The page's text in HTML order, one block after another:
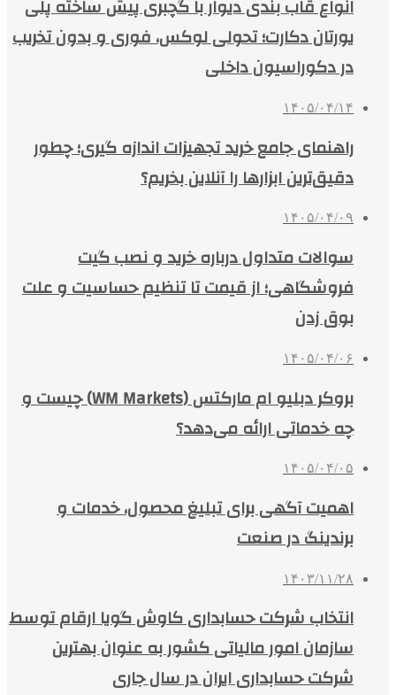
انواع قاب بندی دیوار با گچبری پیش ساخته پلی
یورتان دکارت؛ تحولی لوکس، فوری و بدون تخریب
در دکوراسیون داخلی
۱۴۰۵/۰۴/۱۴
راهنمای جامع خرید تجهیزات اندازه گیری؛ چطور
دقیق‌ترین ابزارها را آنلاین بخریم؟
۱۴۰۵/۰۴/۰۹
سوالات متداول درباره خرید و نصب گیت
فروشگاهی؛ از قیمت تا تنظیم حساسیت و علت
بوق زدن
۱۴۰۵/۰۴/۰۶
بروکر دبلیو ام مارکتس (WM Markets) چیست و
چه خدماتی ارائه می‌دهد؟
۱۴۰۵/۰۴/۰۵
اهمیت آگهی برای تبلیغ محصول، خدمات و
برندینگ در صنعت
۱۴۰۳/۱۱/۲۸
انتخاب شرکت حسابداری کاوش گویا ارقام توسط
سازمان امور مالیاتی کشور به عنوان بهترین
شرکت حسابداری ایران در سال جاری